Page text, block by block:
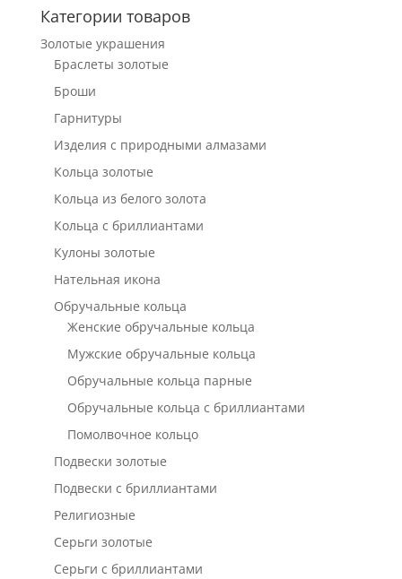
Категории товаров
Золотые украшения
Браслеты золотые
Броши
Гарнитуры
Изделия с природными алмазами
Кольца золотые
Кольца из белого золота
Кольца с бриллиантами
Кулоны золотые
Нательная икона
Обручальные кольца
Женские обручальные кольца
Мужские обручальные кольца
Обручальные кольца парные
Обручальные кольца с бриллиантами
Помолвочное кольцо
Подвески золотые
Подвески с бриллиантами
Религиозные
Серьги золотые
Серьги с бриллиантами